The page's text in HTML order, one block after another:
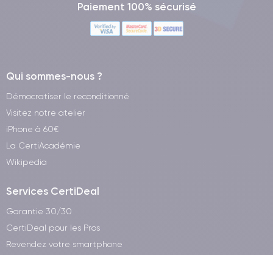
Paiement 100% sécurisé
Qui sommes-nous ?
Démocratiser le reconditionné
Visitez notre atelier
iPhone à 60€
La CertiAcadémie
Wikipedia
Services CertiDeal
Garantie 30/30
CertiDeal pour les Pros
Revendez votre smartphone